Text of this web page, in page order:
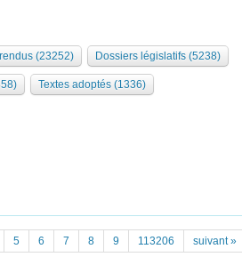
(23252) Dossiers législatifs (5238)
Textes adoptés (1336)
5 6 7 8 9 113206 suivant »